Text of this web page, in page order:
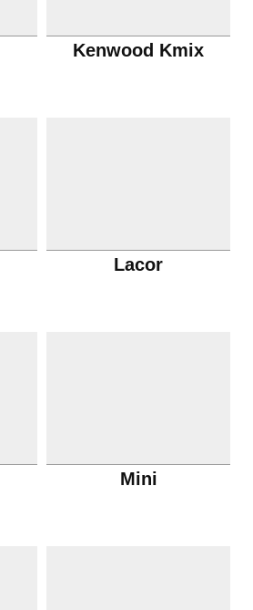
Kenwood Kmix
Lacor
Mini